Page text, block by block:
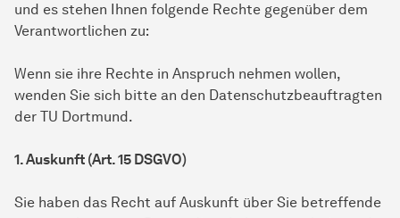
und es stehen Ihnen folgende Rechte gegenüber dem
Verantwortlichen zu:
Wenn sie ihre Rechte in Anspruch nehmen wollen,
wenden Sie sich bitte an den Datenschutzbeauftragten
der TU Dortmund.
1. Auskunft (Art. 15 DSGVO)
Sie haben das Recht auf Auskunft über Sie betreffende